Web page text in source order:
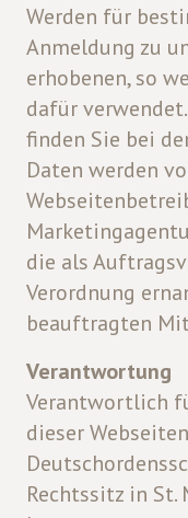
Werden für
Anmeldung zu
erhobenen, so
dafür
finden Sie bei
Daten werden
die als
Verordnung
beauftragten
Verantwortung
Verantwortlich
dieser
Rechtssitz in St.